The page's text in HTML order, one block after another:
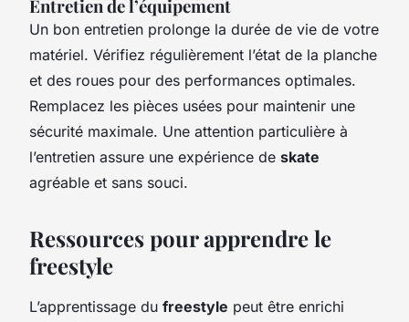
Entretien de l’équipement
Un bon entretien prolonge la durée de vie de votre
matériel. Vérifiez régulièrement l’état de la planche
et des roues pour des performances optimales.
Remplacez les pièces usées pour maintenir une
sécurité maximale. Une attention particulière à
l’entretien assure une expérience de skate
agréable et sans souci.
Ressources pour apprendre le
freestyle
L’apprentissage du freestyle peut être enrichi